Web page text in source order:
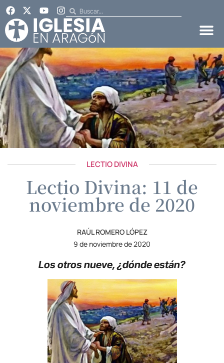
LECTIO DIVINA
Lectio Divina: 11 de
noviembre de 2020
RAÚL ROMERO LÓPEZ
9 de noviembre de 2020
Los otros nueve, ¿dónde están?